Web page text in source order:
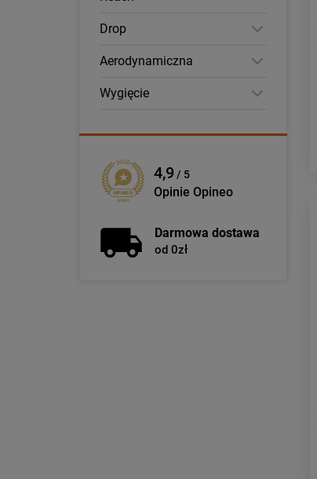
Drop
Aerodynamiczna
Wygięcie
4,9 / 5
Opinie Opineo
Darmowa dostawa
od 0zł